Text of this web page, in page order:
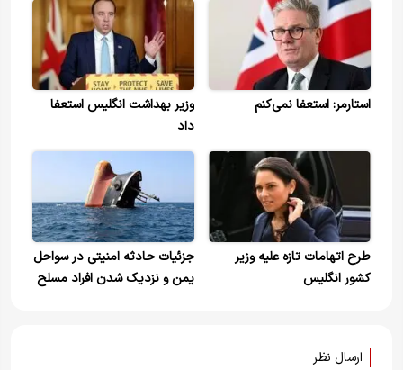
استارمر: استعفا نمی‌کنم
وزیر بهداشت انگلیس استعفا
داد
طرح اتهامات تازه علیه وزیر
کشور انگلیس
جزئیات حادثه امنیتی در سواحل
یمن و نزدیک شدن افراد مسلح
ارسال نظر